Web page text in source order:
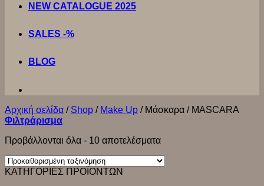
NEW CATALOGUE 2025
SALES -%
BLOG
Αρχική σελίδα / Shop / Make Up /Μάσκαρα / MASCARA
Φιλτράρισμα
Προβάλλονται όλα - 10 αποτελέσματα
ΚΑΤΗΓΟΡΙΕΣ ΠΡΟΪΟΝΤΩΝ